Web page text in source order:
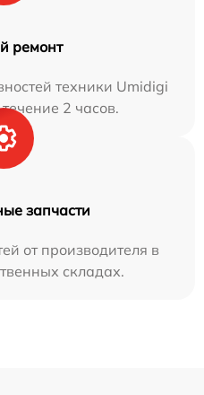
ремонт
техники Umidigi
2 часов.
запчасти
от производителя в
складах.